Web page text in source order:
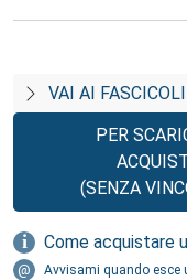
VAI AI FASCICOLI
PER
(SENZA
Come acquistare
Avvisami quando esce